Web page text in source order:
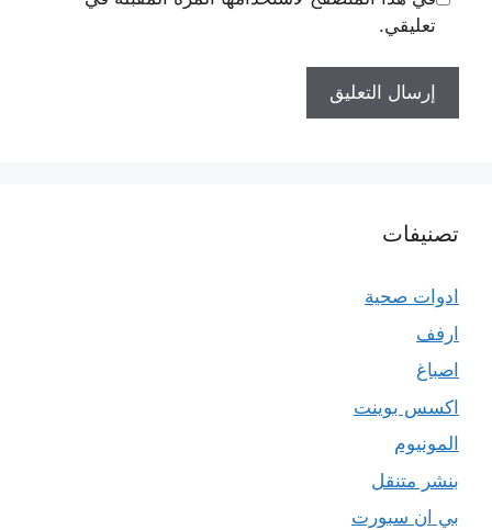
تعليقي.
تصنيفات
ادوات صحية
ارفف
اصباغ
اكسس بوينت
المونيوم
بنشر متنقل
بي ان سبورت